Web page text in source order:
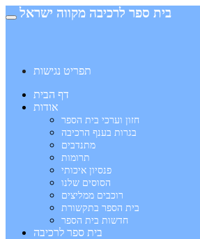
בית ספר לרכיבה מקווה ישראל
תפריט נגישות
דף הבית
אודות
חזון וערכי בית הספר
בגרות בענף הרכיבה
מתנדבים
תרומות
פנסיון איכותי
הסוסים שלנו
רוכבים ממליצים
בית הספר בתקשורת
חדשות בית הספר
בית ספר לרכיבה